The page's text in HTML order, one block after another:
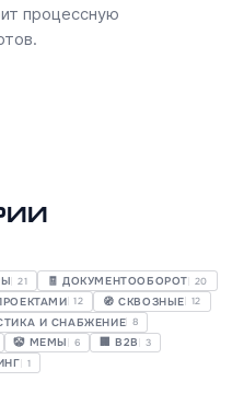
процессную
21 🧾 ДОКУМЕНТООБОРОТ 20
12 🧭 СКВОЗНЫЕ 12
И СНАБЖЕНИЕ 8
🤡 МЕМЫ 6 🏢 B2B 3
1